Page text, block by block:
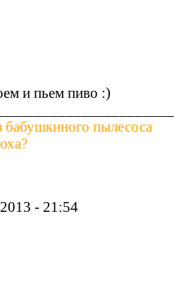
и пьем пиво :)
бабушкиного пылесоса
- 21:54